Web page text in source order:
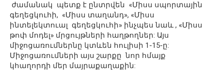
ժամանակ պետք է ընտրվեն «Միսս սպորտային
գեղեցկուհի, «Միսս տաղանդ», «Միսս
ինտելեկտուալ գեղեցկուհի» ինչպես նաև , «Միսս
թոփ մոդել» մրցույթների հաղթողներ: Այս
միջոցառումներնը կտևեն հուլիսի 1-15-ը:
Միջոցառումների այս շարքը նոր հմայք
կհաղորդի մեր մայրաքաղաքին: